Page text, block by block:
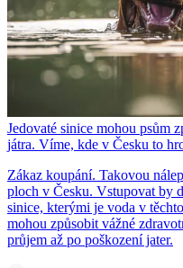
Jedovaté sinice mohou psům
játra. Víme, kde v Česku to
Zákaz koupání. Takovou
ploch v Česku. Vstupovat by
sinice, kterými je voda v
mohou způsobit vážné
průjem až po poškození jater.